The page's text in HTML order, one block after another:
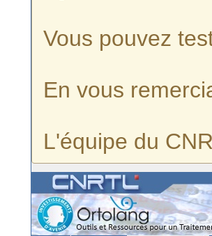
Vous pouvez
En vous
L'équipe du